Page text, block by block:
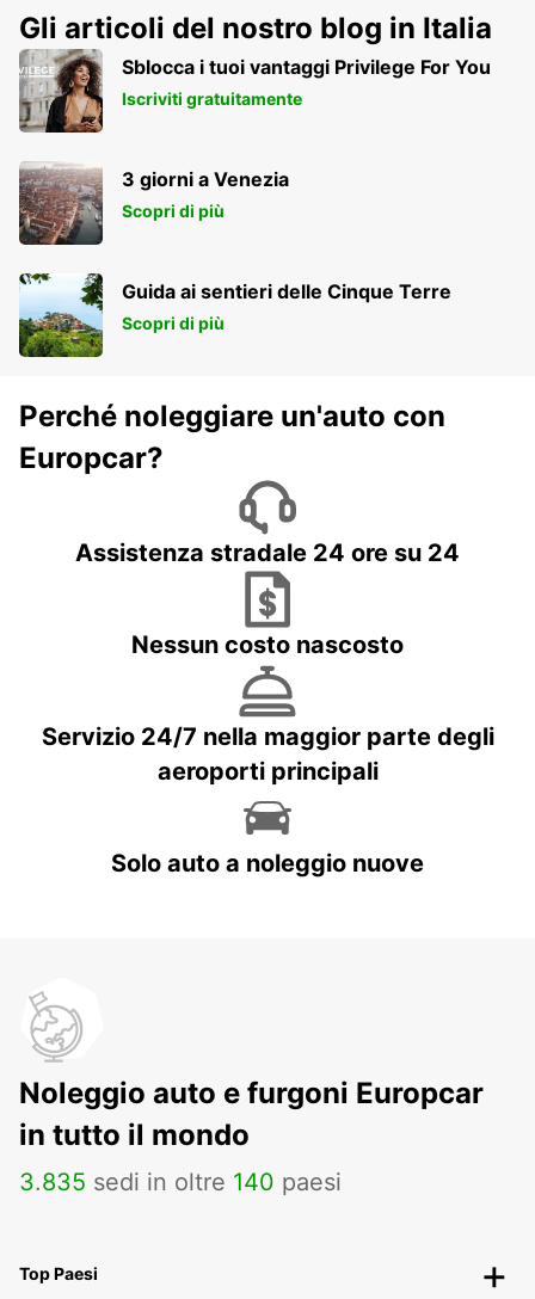
Gli articoli del nostro blog in Italia
Sblocca i tuoi vantaggi Privilege For You
Iscriviti gratuitamente
3 giorni a Venezia
Scopri di più
Guida ai sentieri delle Cinque Terre
Scopri di più
Perché noleggiare un'auto con
Europcar?
Assistenza stradale 24 ore su 24
Nessun costo nascosto
Servizio 24/7 nella maggior parte degli
aeroporti principali
Solo auto a noleggio nuove
Noleggio auto e furgoni Europcar
in tutto il mondo
3.835 sedi in oltre 140 paesi
Top Paesi